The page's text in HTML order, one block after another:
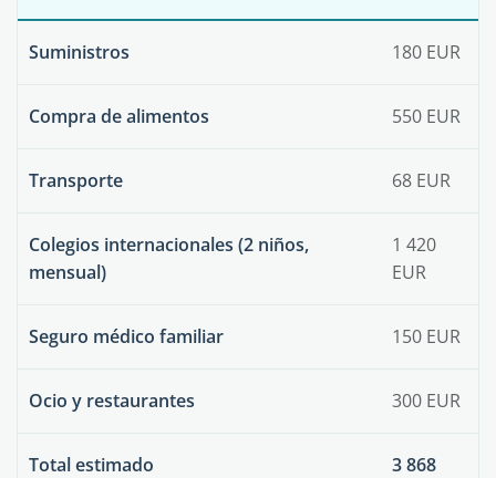
Suministros 180 EUR
Compra de alimentos 550 EUR
Transporte 68 EUR
Colegios internacionales (2 niños,
mensual)
1 420
EUR
Seguro médico familiar 150 EUR
Ocio y restaurantes 300 EUR
Total estimado
3 868